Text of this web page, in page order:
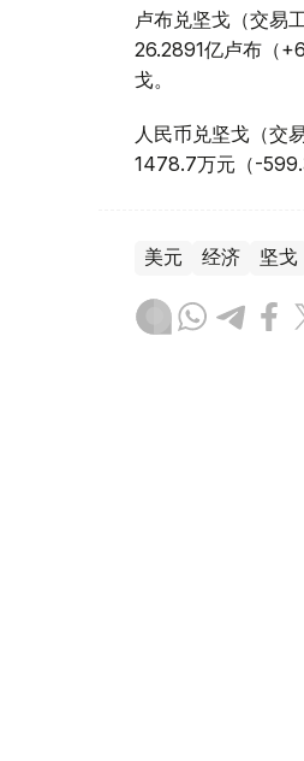
卢布兑坚戈（交易
26.2891亿卢布（
戈。
人民币兑坚戈（交
1478.7万元（-
美元 经济 坚戈